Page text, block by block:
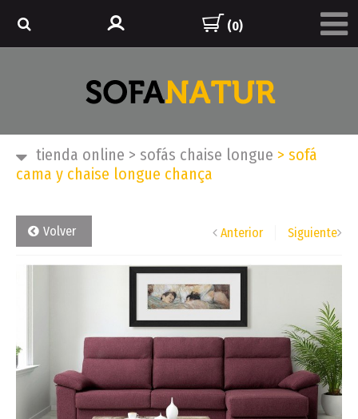
(0)
tienda online > sofás chaise longue > sofá
cama y chaise longue chança
Volver Anterior Siguiente